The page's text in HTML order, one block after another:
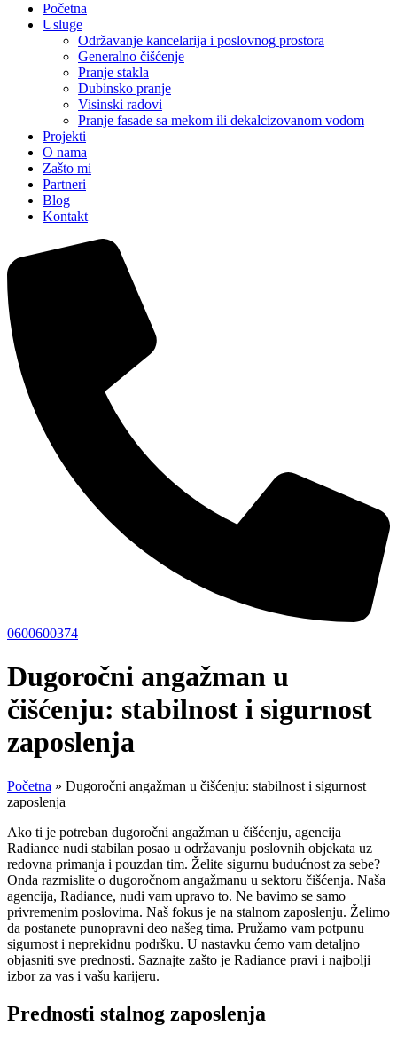
Početna
Usluge
Održavanje kancelarija i poslovnog prostora
Generalno čišćenje
Pranje stakla
Dubinsko pranje
Visinski radovi
Pranje fasade sa mekom ili dekalcizovanom vodom
Projekti
O nama
Zašto mi
Partneri
Blog
Kontakt
0600600374
Dugoročni angažman u
čišćenju: stabilnost i sigurnost
zaposlenja
Početna » Dugoročni angažman u čišćenju: stabilnost i sigurnost
zaposlenja
Ako ti je potreban dugoročni angažman u čišćenju, agencija
Radiance nudi stabilan posao u održavanju poslovnih objekata uz
redovna primanja i pouzdan tim. Želite sigurnu budućnost za sebe?
Onda razmislite o dugoročnom angažmanu u sektoru čišćenja. Naša
agencija, Radiance, nudi vam upravo to. Ne bavimo se samo
privremenim poslovima. Naš fokus je na stalnom zaposlenju. Želimo
da postanete punopravni deo našeg tima. Pružamo vam potpunu
sigurnost i neprekidnu podršku. U nastavku ćemo vam detaljno
objasniti sve prednosti. Saznajte zašto je Radiance pravi i najbolji
izbor za vas i vašu karijeru.
Prednosti stalnog zaposlenja